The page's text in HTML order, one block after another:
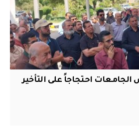
احتجاجاً على التأخير